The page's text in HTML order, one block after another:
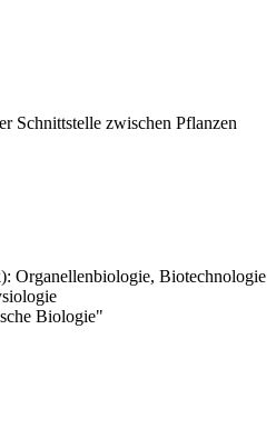
Schnittstelle zwischen Pflanzen
Organellenbiologie, Biotechnologie
Biologie"